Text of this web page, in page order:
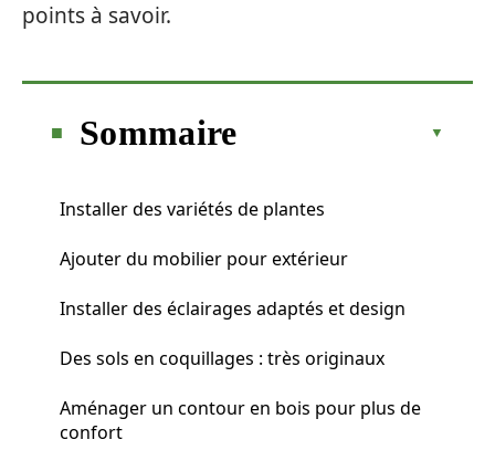
points à savoir.
Sommaire
Installer des variétés de plantes
Ajouter du mobilier pour extérieur
Installer des éclairages adaptés et design
Des sols en coquillages : très originaux
Aménager un contour en bois pour plus de
confort